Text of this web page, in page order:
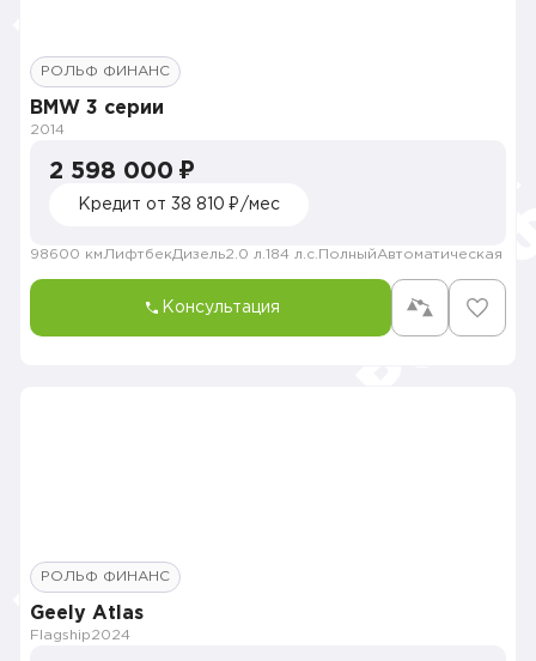
РОЛЬФ ФИНАНС
BMW 3 серии
2014
2 598 000 ₽
Кредит от 38 810 ₽/мес
98600 км ЛифтбекДизель2.0 л. 184 л.с. ПолныйАвтоматическая
Консультация
РОЛЬФ ФИНАНС
Geely Atlas
Flagship2024